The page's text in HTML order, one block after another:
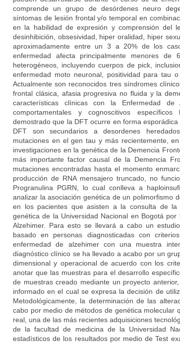
comprende un grupo de desórdenes neuro
síntomas de lesión frontal y/o temporal en
en la habilidad de expresión y comprensión del
desinhibición, obsesividad, hiper oralidad, hiper
aproximadamente entre un 3 a 20% de los
enfermedad afecta principalmente menores
heterogéneos, incluyendo cuerpos de pick,
enfermedad moto neuronal, positividad para tau
Actualmente son reconocidos tres síndromes
frontal clásica, afasia progresiva no fluida y la
características clínicas con la Enfermedad de
comportamentales y cognoscitivos
demostrado que la DFT ocurre en forma
DFT son secundarios a desordenes
mutaciones en el gen tau y más recientemente,
investigaciones en la genética de la Demencia
más importante factor causal de la Demencia
mutaciones encontradas hasta el momento
producción de RNA mensajero truncado, no
Progranulina PGRN, lo cual conlleva a
analizar la asociación genética de un polimorfismo
en los pacientes que asisten a la consulta de
genética de la Universidad Nacional en Bogotá
Alzehimer. Para esto se llevará a cabo un
basado en personas diagnosticadas con
enfermedad de alzehimer con una muestra
diagnóstico clínico se ha llevado a acabo por un
dimensional y operacional de acuerdo con los
anotar que las muestras para el desarrollo
de muestras creado mediante un proyecto
informado en el cual se expresa la decisión de
Metodológicamente, la determinación de las
cabo por medio de métodos de genética molecular
real, una de las más recientes adquisiciones
de la facultad de medicina de la Universidad
estadísticos de los resultados por medio de Test